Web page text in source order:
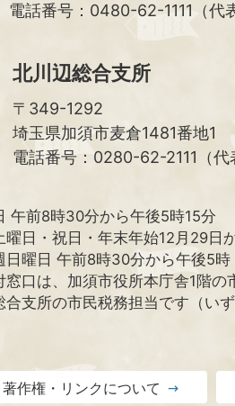
電話番号：0480-62-1111（代
北川辺総合支所
〒349-1292
埼玉県加須市麦倉1481番地1
電話番号：0280-62-2111（代
午前8時30分から午後5時15分
曜日・祝日・年末年始12月29日
日曜日 午前8時30分から午後5時
窓口は、加須市役所本庁舎1階の
合支所の市民税務担当です（い
著作権・リンクについて